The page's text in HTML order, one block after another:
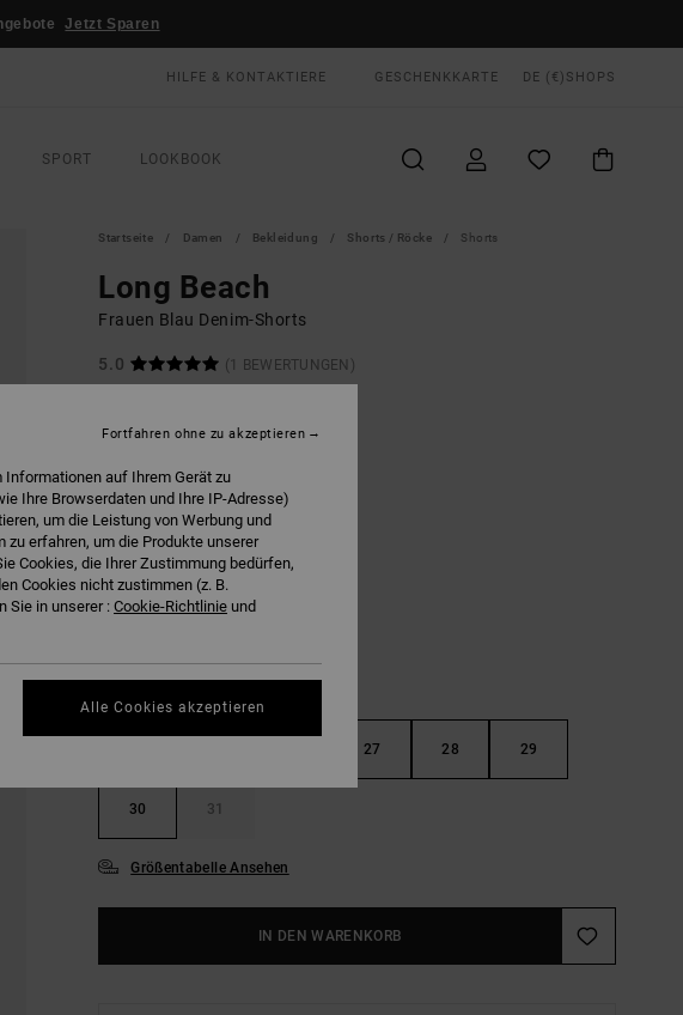
Jetzt Sparen
HILFE & KONTAKTIERE GESCHENKKARTE DE (€) SHOPS
SPORT LOOKBOOK
Startseite Damen Bekleidung Shorts / Röcke Shorts
Long Beach
Frauen Blau Denim-Shorts
5.0
(1 BEWERTUNGEN)
34,12 €
DOPPELTER RABATT EXTRA 25 %
FARBE Harbor Blue
27 28 29
30 31
Größentabelle Ansehen
IN DEN WARENKORB
Informationen auf Ihrem Gerät zu
Ihre Browserdaten und Ihre IP-Adresse)
um die Leistung von Werbung und
zu erfahren, um die Produkte unserer
Cookies, die Ihrer Zustimmung bedürfen,
Cookies nicht zustimmen (z. B.
Sie in unserer : Cookie-Richtlinie und
Fortfahren ohne zu akzeptieren
Alle Cookies akzeptieren